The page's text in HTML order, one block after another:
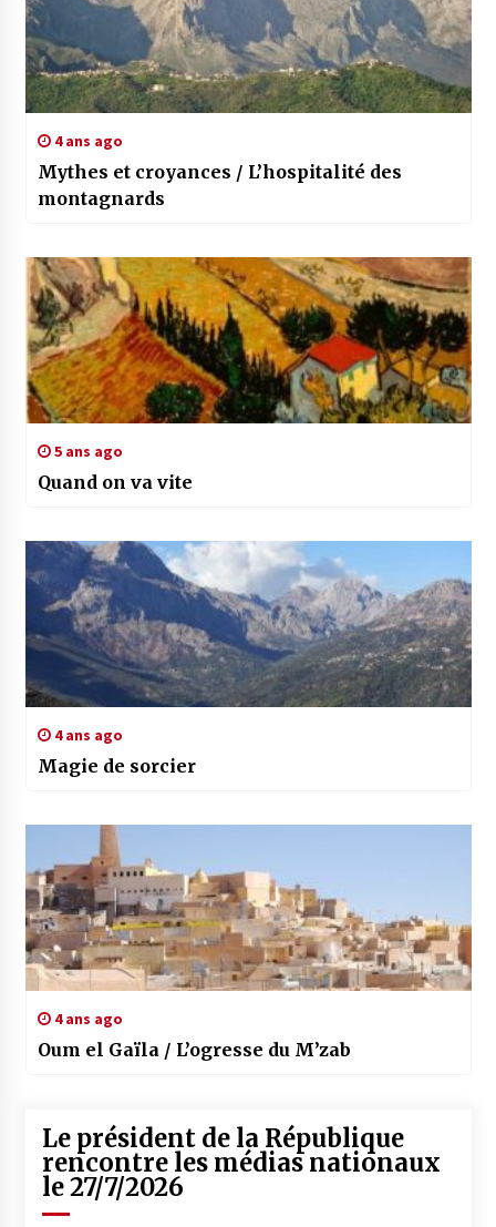
4 ans ago
Mythes et croyances / L’hospitalité des
montagnards
5 ans ago
Quand on va vite
4 ans ago
Magie de sorcier
4 ans ago
Oum el Gaïla / L’ogresse du M’zab
Le président de la République
rencontre les médias nationaux
le 27/7/2026